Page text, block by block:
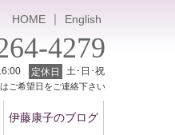
HOME ｜ English
伊藤康子のブログ
4279
定休日 土･日･祝
ご希望日をご連絡下さい